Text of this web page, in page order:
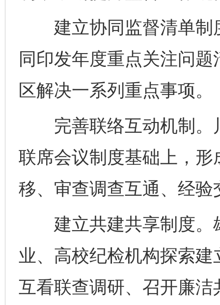
建立协同监督清单制
同印发年度重点关注问
区解决一系列重点事项。
完善联络互动机制。
联席会议制度基础上，
移、审查调查互通、经验
建立共建共享制度。
业、高校纪检机构探索
互看联查调研、召开廉
完善运行机制助力责任有效落实 一纸欠